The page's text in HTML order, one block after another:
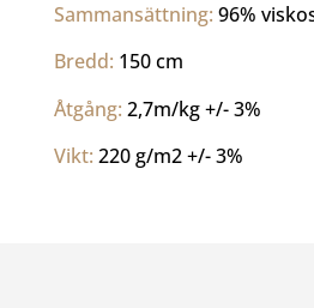
Sammansättning: 96%
Bredd: 150 cm
Åtgång: 2,7m/kg +/- 3%
Vikt: 220 g/m2 +/- 3%